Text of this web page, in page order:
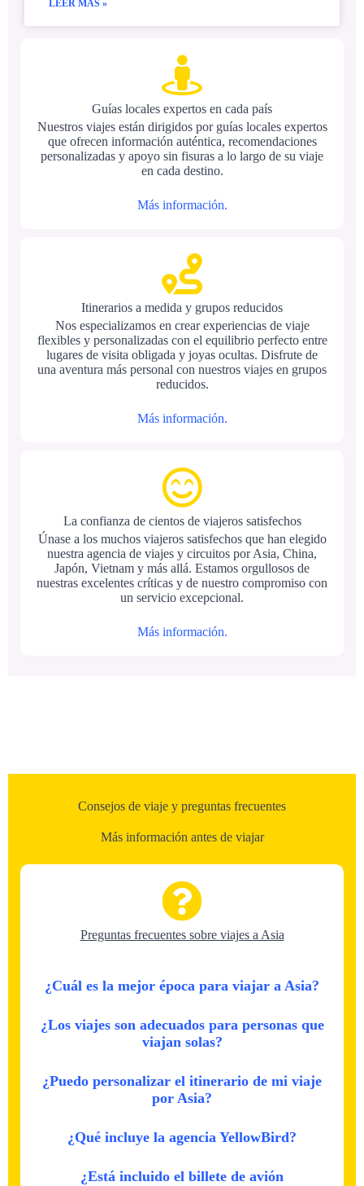
LEER MÁS »
Guías locales expertos en cada país
Nuestros viajes están dirigidos por guías locales expertos
que ofrecen información auténtica, recomendaciones
personalizadas y apoyo sin fisuras a lo largo de su viaje
en cada destino.
Más información.
Itinerarios a medida y grupos reducidos
Nos especializamos en crear experiencias de viaje
flexibles y personalizadas con el equilibrio perfecto entre
lugares de visita obligada y joyas ocultas. Disfrute de
una aventura más personal con nuestros viajes en grupos
reducidos.
Más información.
La confianza de cientos de viajeros satisfechos
Únase a los muchos viajeros satisfechos que han elegido
nuestra agencia de viajes y circuitos por Asia, China,
Japón, Vietnam y más allá. Estamos orgullosos de
nuestras excelentes críticas y de nuestro compromiso con
un servicio excepcional.
Más información.
Consejos de viaje y preguntas frecuentes
Más información antes de viajar
Preguntas frecuentes sobre viajes a Asia
¿Cuál es la mejor época para viajar a Asia?
¿Los viajes son adecuados para personas que
viajan solas?
¿Puedo personalizar el itinerario de mi viaje
por Asia?
¿Qué incluye la agencia YellowBird?
¿Está incluido el billete de avión